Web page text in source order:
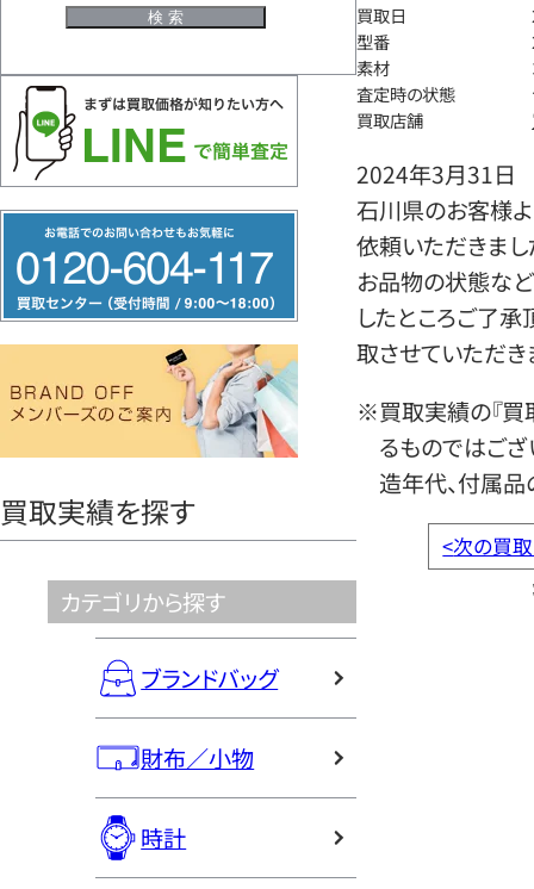
リ
ー
ヤ
買取実績を探す
カテゴリから探す
ブランドバッグ
財布／小物
時計
買取日
型番
素材
査定時の状態
買取店舗
2024年3月31日
石川県のお客様よ
依頼いただきまし
お品物の状態など
したところご了
取させていただき
※買取実績の『買
るものではござ
造年代、付属品
<次の買